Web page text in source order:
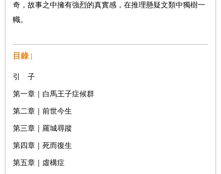
奇，故事之中擁有強烈的真實感，在推理懸疑文類中獨樹一
幟。
目錄 |
引 子
第一章｜白馬王子症候群
第二章｜前世今生
第三章｜羅城尋蹤
第四章｜死而復生
第五章｜虛構症